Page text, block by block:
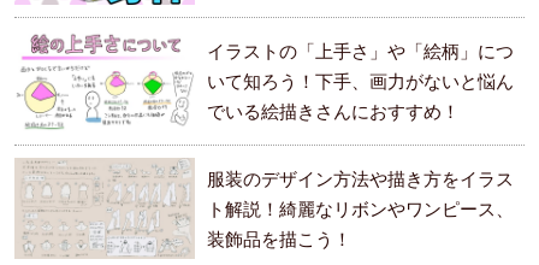
イラストの「上手さ」や「絵柄」につ
いて知ろう！下手、画力がないと悩ん
でいる絵描きさんにおすすめ！
服装のデザイン方法や描き方をイラス
ト解説！綺麗なリボンやワンピース、
装飾品を描こう！